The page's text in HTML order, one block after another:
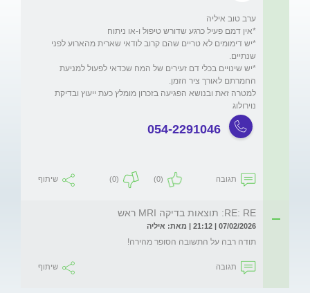
*יש דימומים לא טריים שהם קרוב לודאי שארית מהארוע לפני
*יש שינויים בכלי דם זעירים של המח שכדאי לפעול למניעת
למטרה זאת ובנושא הפגיעה בזכרון מומלץ כעת ייעוץ ובדיקת
נוירולוג
054-2291046
תגובה (0)
(0) שיתוף
RE: RE: תוצאות בדיקה MRI ראש
07/02/2026 | 21:12 | מאת: איליה
תודה רבה על התשובה הסופר מהירה!
תגובה שיתוף